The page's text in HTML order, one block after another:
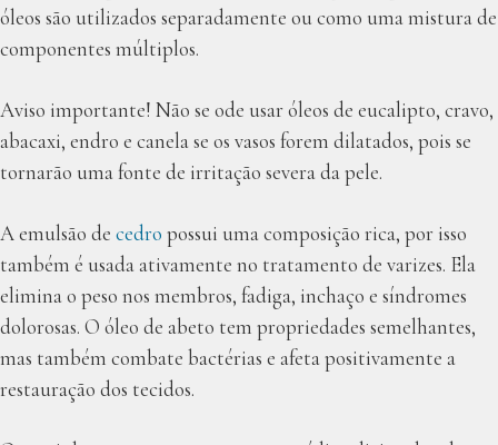
óleos são utilizados separadamente ou como uma mistura de
componentes múltiplos.
Aviso importante! Não se ode usar óleos de eucalipto, cravo,
abacaxi, endro e canela se os vasos forem dilatados, pois se
tornarão uma fonte de irritação severa da pele.
A emulsão de cedro possui uma composição rica, por isso
também é usada ativamente no tratamento de varizes. Ela
elimina o peso nos membros, fadiga, inchaço e síndromes
dolorosas. O óleo de abeto tem propriedades semelhantes,
mas também combate bactérias e afeta positivamente a
restauração dos tecidos.